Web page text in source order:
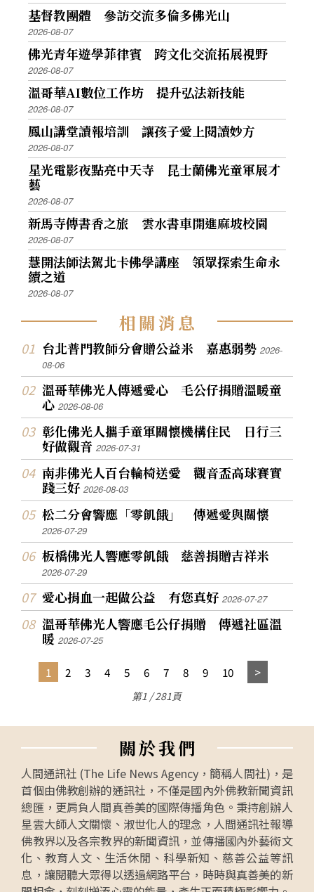
基督教團體 參訪交流多倫多佛光山
2026-08-07
佛光青年遊學菲律賓 跨文化交流拓展視野
2026-08-07
溫哥華AI數位工作坊 提升弘法新技能
2026-08-07
鳳山講堂讀報培訓 讓孩子愛上閱讀妙方
2026-08-07
星光電影夜點亮中天寺 昆士蘭佛光童軍展才
藝
2026-08-07
新馬寺傳書香之旅 雲水書車開進麻坡校園
2026-08-07
慧開法師法駕北卡佛學講座 領眾探索生命永
續之道
2026-08-07
相關消息
台北普門教師分會贈公益米 嘉惠弱勢2026-
08-06
溫哥華佛光人傳遞愛心 毛公仔捐贈溫暖童
心2026-08-06
彰化佛光人攜手童軍關懷機構住民 日行三
好做觀音2026-07-31
南非佛光人百台輪椅送愛 觀音盃高球賽實
踐三好2026-08-03
松二分會響應「零飢餓」 傳遞愛與關懷
2026-07-29
板橋佛光人響應零飢餓 慈善捐贈吉祥米
2026-07-29
愛心捐血一起做公益 有您真好2026-07-27
溫哥華佛光人響應毛公仔捐贈 傳遞社區溫
暖2026-07-25
1 2 3 4 5 6 7 8 9 10
第1 / 281頁
關於我們
人間通訊社 (The Life News Agency，簡稱人間社)，是
首個由佛教創辦的通訊社，不僅是國內外佛教新聞資訊
總匯，更肩負人間真善美的國際傳播角色。秉持創辦人
星雲大師人文關懷、淑世化人的理念，人間通訊社報導
佛教界以及各宗教界的新聞資訊，並傳播國內外藝術文
化、教育人文、生活休閒、科學新知、慈善公益等訊
息，讓閱聽大眾得以透過網路平台，時時與真善美的新